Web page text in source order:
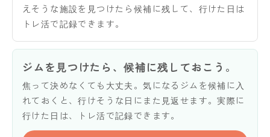
えそうな施設を見つけたら候補に残して、行けた日は
トレ活で記録できます。
ジムを見つけたら、候補に残しておこう。
焦って決めなくても大丈夫。気になるジムを候補に入
れておくと、行けそうな日にまた見返せます。実際に
行けた日は、トレ活で記録できます。